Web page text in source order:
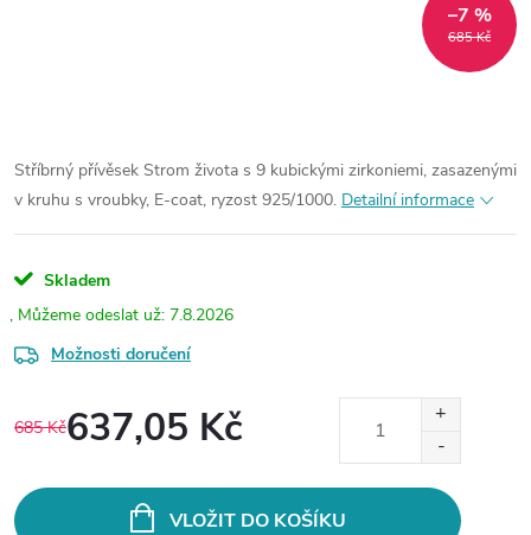
685 Kč
–7 %
Stříbrný přívěsek Strom života s 9 kubickými zirkoniemi, zasazenými
v kruhu s vroubky, E-coat, ryzost 925/1000. Detailní informace
Skladem
7.8.2026
Možnosti doručení
685 Kč637,05 Kč
VLOŽIT DO KOŠÍKU